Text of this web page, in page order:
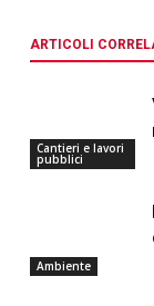
ARTICOLI
Cantieri e lavori
pubblici
Ambiente